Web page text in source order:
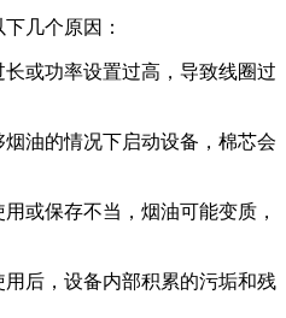
几个原因：
或功率设置过高，导致线圈过
油的情况下启动设备，棉芯会
或保存不当，烟油可能变质，
后，设备内部积累的污垢和残